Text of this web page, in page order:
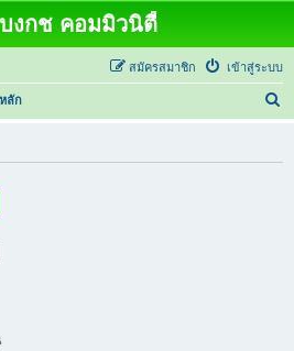
งกช คอมมิวนิตี้
เข้าสู่ระบบ
สมัครสมาชิก
ลัก